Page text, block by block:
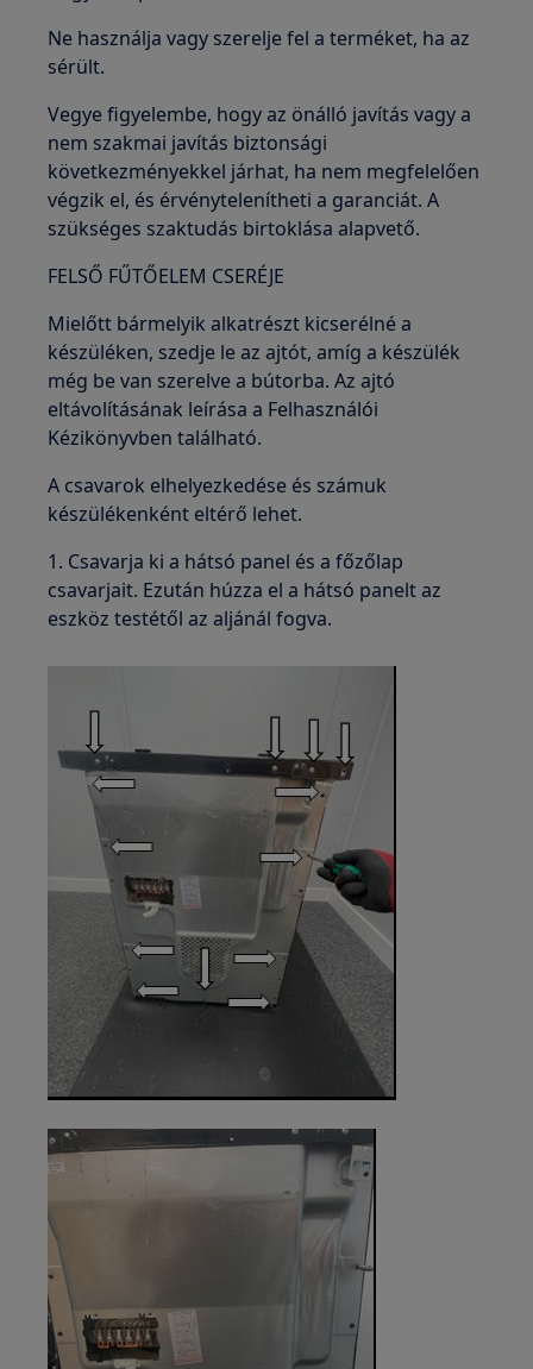
Ne használja vagy szerelje fel a terméket, ha az
sérült.
Vegye figyelembe, hogy az önálló javítás vagy a
nem szakmai javítás biztonsági
következményekkel járhat, ha nem megfelelően
végzik el, és érvénytelenítheti a garanciát. A
szükséges szaktudás birtoklása alapvető.
FELSŐ FŰTŐELEM CSERÉJE
Mielőtt bármelyik alkatrészt kicserélné a
készüléken, szedje le az ajtót, amíg a készülék
még be van szerelve a bútorba. Az ajtó
eltávolításának leírása a Felhasználói
Kézikönyvben található.
A csavarok elhelyezkedése és számuk
készülékenként eltérő lehet.
1. Csavarja ki a hátsó panel és a főzőlap
csavarjait. Ezután húzza el a hátsó panelt az
eszköz testétől az aljánál fogva.